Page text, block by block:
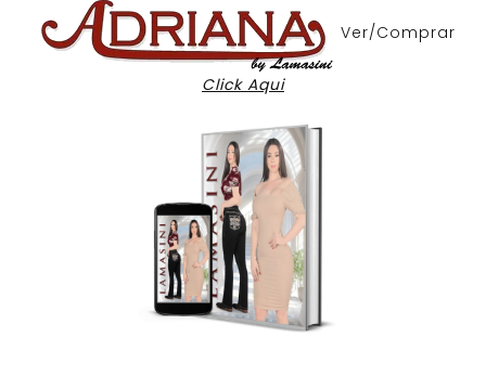
Ver/Comprar
Click Aqui